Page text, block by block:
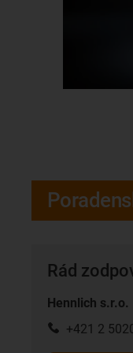
Rád
Hennlich s.r.o.
+421 2